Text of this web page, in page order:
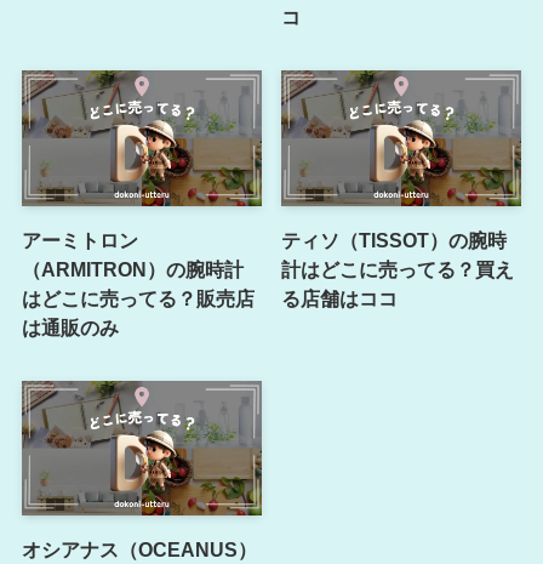
コ
アーミトロン
（ARMITRON）の腕時計
はどこに売ってる？販売店
は通販のみ
ティソ（TISSOT）の腕時
計はどこに売ってる？買え
る店舗はココ
オシアナス（OCEANUS）